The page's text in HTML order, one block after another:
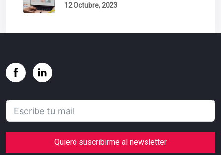
12 Octubre, 2023
Quiero suscribirme al newsletter